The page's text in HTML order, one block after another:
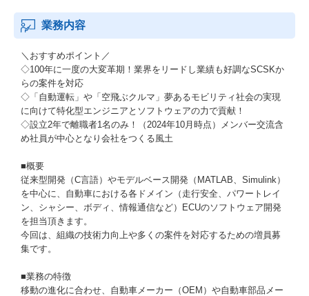
業務内容
＼おすすめポイント／
◇100年に一度の大変革期！業界をリードし業績も好調なSCSKか
らの案件を対応
◇「自動運転」や「空飛ぶクルマ」夢あるモビリティ社会の実現
に向けて特化型エンジニアとソフトウェアの力で貢献！
◇設立2年で離職者1名のみ！（2024年10月時点）メンバー交流含
め社員が中心となり会社をつくる風土
■概要
従来型開発（C言語）やモデルベース開発（MATLAB、Simulink）
を中心に、自動車における各ドメイン（走行安全、パワートレイ
ン、シャシー、ボディ、情報通信など）ECUのソフトウェア開発
を担当頂きます。
今回は、組織の技術力向上や多くの案件を対応するための増員募
集です。
■業務の特徴
移動の進化に合わせ、自動車メーカー（OEM）や自動車部品メー